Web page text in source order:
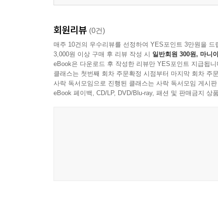
057 동양무용 [한국무용편, 궁중무용 ‘오양선(五羊
기획특집│인치엘로의 ‘팝페라’로 그리는 새로운 세
065 임동구 무대 밖의 스승, 내 아이가 가르쳐 준
기획특집│고정국 시인의 시와 시작노트 9
070 밤비 외 2편
회원리뷰 (0건)
매주 10건의 우수리뷰를 선정하여 YES포인트 3만원을 드
3,000원 이상 구매 후 리뷰 작성 시 일반회원 300원, 마니
eBook은 다운로드 후 작성한 리뷰만 YES포인트 지급됩니
클래스는 첫번째 회차 주문확정 시점부터 마지막 회차 주
사락 독서모임으로 진행된 클래스는 사락 독서모임 게시
eBook 페이백, CD/LP, DVD/Blu-ray, 패션 및 판매금지 상